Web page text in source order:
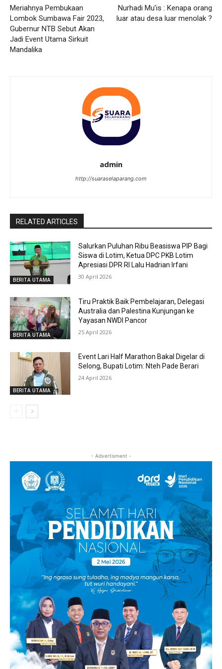
Meriahnya Pembukaan
Lombok Sumbawa Fair 2023,
Gubernur NTB Sebut Akan
Jadi Event Utama Sirkuit
Mandalika
Nurhadi Mu’is : Kenapa orang
luar atau desa luar menolak ?
admin
http://suaraselaparang.com
RELATED ARTICLES
BERITA UTAMA
Salurkan Puluhan Ribu Beasiswa PIP Bagi
Siswa di Lotim, Ketua DPC PKB Lotim
Apresiasi DPR RI Lalu Hadrian Irfani
30 April 2026
BERITA UTAMA
Tiru Praktik Baik Pembelajaran, Delegasi
Australia dan Palestina Kunjungan ke
Yayasan NWDI Pancor
25 April 2026
BERITA UTAMA
Event Lari Half Marathon Bakal Digelar di
Selong, Bupati Lotim: Nteh Pade Berari
24 April 2026
- Advertisment -